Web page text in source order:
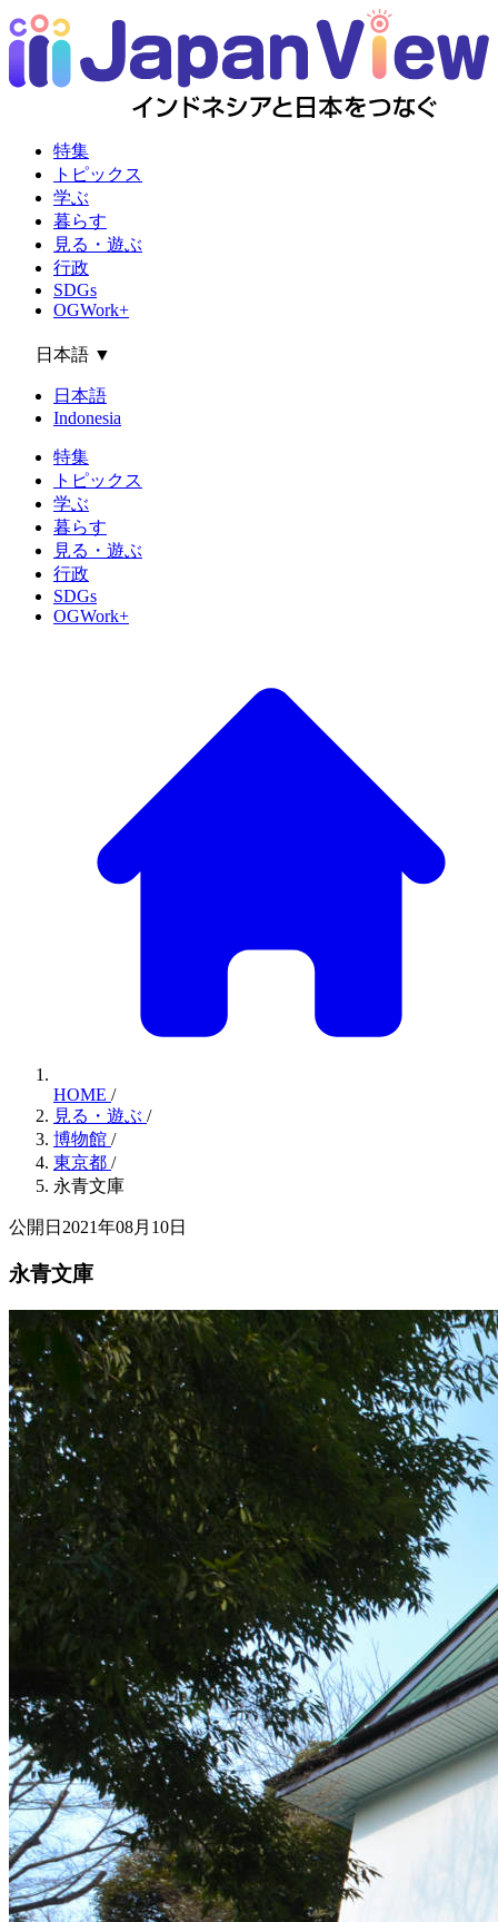
特集
トピックス
学ぶ
暮らす
見る・遊ぶ
行政
SDGs
OGWork+
日本語 ▼
日本語
Indonesia
特集
トピックス
学ぶ
暮らす
見る・遊ぶ
行政
SDGs
OGWork+
HOME /
見る・遊ぶ /
博物館 /
東京都 /
永青文庫
公開日2021年08月10日
永青文庫